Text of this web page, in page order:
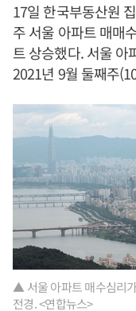
17일 한국부동산원
주 서울 아파트 매매
트 상승했다. 서울 아
2021년 9월 둘째주
▲ 서울 아파트 매수심리
전경. <연합뉴스>